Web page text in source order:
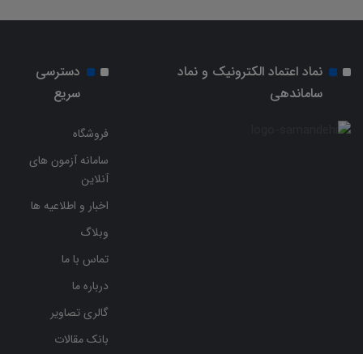
نماد اعتماد الکترونیک و نماد
ساماندهی
دسترسی
سریع
فروشگاه
سامانه آزمون های
آنلاین
اخبار و اطلاعیه ها
وبلاگ
تماس با ما
درباره ما
گالری تصاویر
بانک مقالات